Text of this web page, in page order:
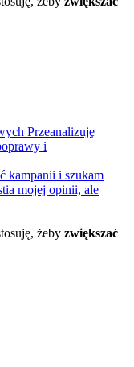
Przeanalizuję
i
kampanii i szukam
mojej opinii, ale
żeby zwiększać